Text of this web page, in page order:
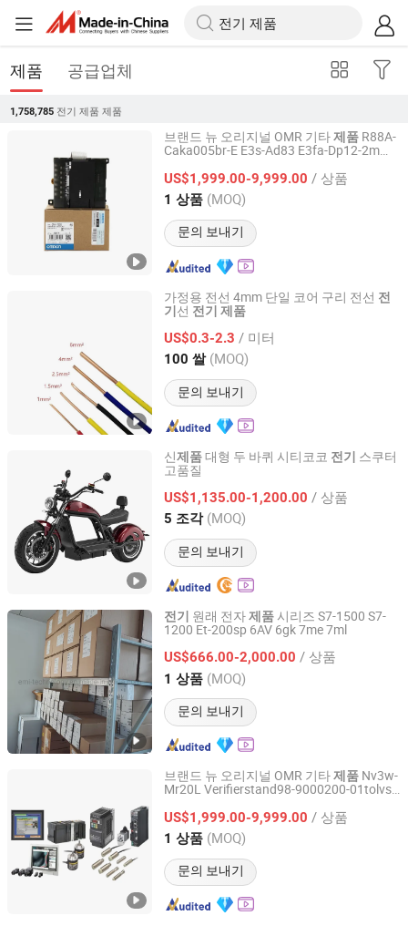
제품 공급업체
1,758,785 전기 제품 제품
브랜드 뉴 오리지널 OMR 기타제품 R88A-
Caka005br-E E3s-Ad83 E3fa-Dp12-2m
Qx3a5m-000 E2FM-X2b1-M1 E6c2-
Cwz5b E32-T11r2m
US$1,999.00-9,999.00 / 상품
1 상품 (MOQ)
문의 보내기
Xiamen Liuxian Industrial Co., Ltd.
Fujian, China 이후 2025
가정용 전선 4mm 단일 코어 구리 전선 전
기 선 전기 제품
US$0.3-2.3 / 미터
100 쌀 (MOQ)
문의 보내기
Hebei, China 이후 2025
신제품대형 두 바퀴 시티코코 전기
스쿠터
고품질
US$1,135.00-1,200.00 / 상품
5 조각 (MOQ)
문의 보내기
Zhejiang Luqi Intelligent Technology Co., Ltd.
Zhejiang, China 이후 2020
전기 원래 전자제품 시리즈 S7-1500 S7-
1200 Et-200sp 6AV 6gk 7me 7ml
US$666.00-2,000.00 / 상품
1 상품 (MOQ)
문의 보내기
Shenzhen Aimiqu Technology Co., Ltd.
Guangdong, China 이후 2022
브랜드 뉴 오리지널 OMR 기타제품 Nv3w-
Mr20L Verifierstand98-9000200-01tolvs-
Cr1a003CF-E R88d-Gt04h E3nx-Fa112m
H7gp-C
US$1,999.00-9,999.00 / 상품
1 상품 (MOQ)
문의 보내기
Xiamen Liuxian Industrial Co., Ltd.
Fujian, China 이후 2025